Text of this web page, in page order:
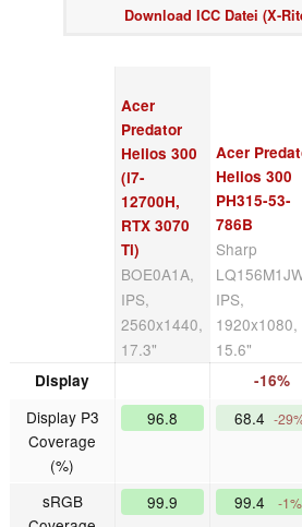
Download ICC Datei (X-
Acer
Predator
Helios 300
(i7-
12700H,
RTX 3070
Ti)
BOE0A1A,
IPS,
2560x1440,
17.3"
Acer
Helios 300
PH315-53-
786B
Sharp
IPS,
1920x1080,
15.6"
Display -16%
Display P3
Coverage
(%)
96.8 68.4 -
sRGB
99.9 99.4 -1%